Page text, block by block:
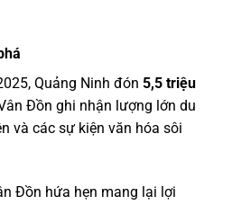
Quảng Ninh đón 5,5 triệu
Đồn ghi nhận lượng lớn du
và các sự kiện văn hóa sôi
Đồn hứa hẹn mang lại lợi